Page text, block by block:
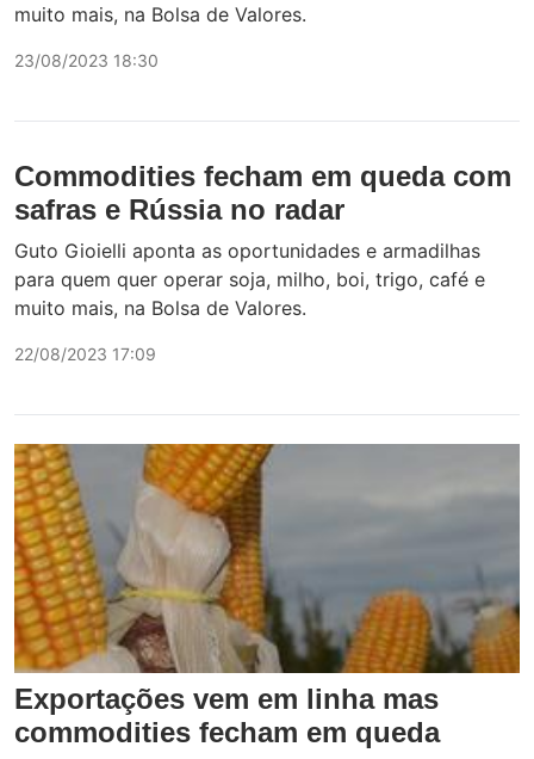
muito mais, na Bolsa de Valores.
23/08/2023 18:30
Commodities fecham em queda com
safras e Rússia no radar
Guto Gioielli aponta as oportunidades e armadilhas
para quem quer operar soja, milho, boi, trigo, café e
muito mais, na Bolsa de Valores.
22/08/2023 17:09
Exportações vem em linha mas
commodities fecham em queda